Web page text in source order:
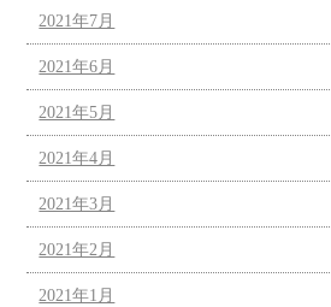
2021年7月
2021年6月
2021年5月
2021年4月
2021年3月
2021年2月
2021年1月